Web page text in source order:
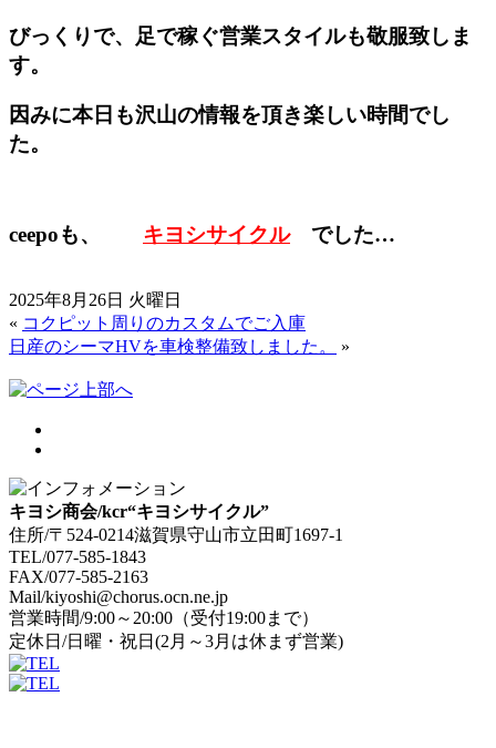
びっくりで、足で稼ぐ営業スタイルも敬服致しま
す。
因みに本日も沢山の情報を頂き楽しい時間でし
た。
ceepoも、 キヨシサイクルでした…
2025年8月26日 火曜日
« コクピット周りのカスタムでご入庫
日産のシーマHVを車検整備致しました。
»
キヨシ商会/kcr“キヨシサイクル”
住所/〒524-0214滋賀県守山市立田町1697-1
TEL/077-585-1843
FAX/077-585-2163
Mail/kiyoshi@chorus.ocn.ne.jp
営業時間/9:00～20:00（受付19:00まで）
定休日/日曜・祝日(2月～3月は休まず営業)